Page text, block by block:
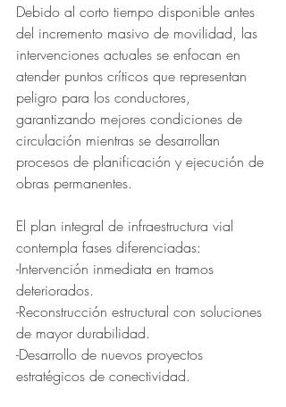
Debido al corto tiempo disponible antes
del incremento masivo de movilidad, las
intervenciones actuales se enfocan en
atender puntos críticos que representan
peligro para los conductores,
garantizando mejores condiciones de
circulación mientras se desarrollan
procesos de planificación y ejecución de
obras permanentes.
El plan integral de infraestructura vial
contempla fases diferenciadas:
-Intervención inmediata en tramos
deteriorados.
-Reconstrucción estructural con soluciones
de mayor durabilidad.
-Desarrollo de nuevos proyectos
estratégicos de conectividad.